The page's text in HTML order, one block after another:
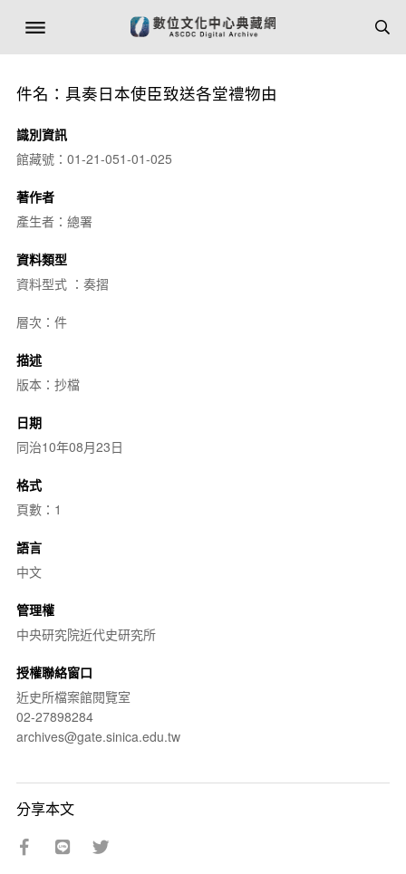
件名：具奏日本使臣致送各堂禮物由
識別資訊
館藏號：01-21-051-01-025
著作者
產生者：總署
資料類型
資料型式 ：奏摺
層次：件
描述
版本：抄檔
日期
同治10年08月23日
格式
頁數：1
語言
中文
管理權
中央研究院近代史研究所
授權聯絡窗口
近史所檔案館閱覽室
02-27898284
archives@gate.sinica.edu.tw
分享本文